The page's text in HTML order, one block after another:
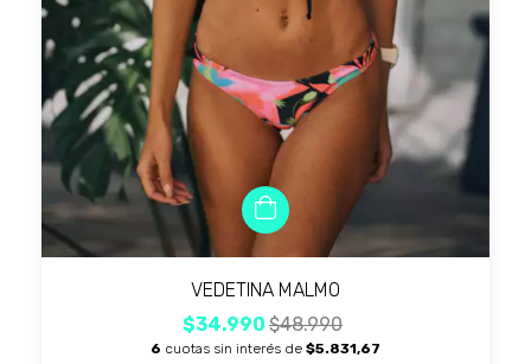
VEDETINA MALMO
$34.990 $48.990
6 cuotas sin interés de $5.831,67